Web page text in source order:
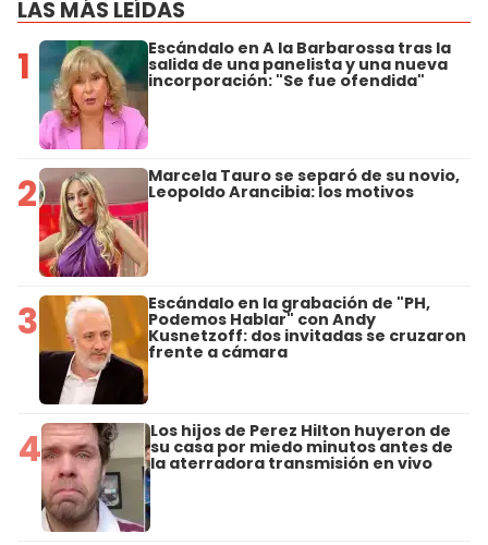
LAS MÁS LEÍDAS
1 Escándalo en A la Barbarossa tras la
salida de una panelista y una nueva
incorporación: "Se fue ofendida"
2 Marcela Tauro se separó de su novio,
Leopoldo Arancibia: los motivos
3 Escándalo en la grabación de "PH,
Podemos Hablar" con Andy
Kusnetzoff: dos invitadas se cruzaron
frente a cámara
4 Los hijos de Perez Hilton huyeron de
su casa por miedo minutos antes de
la aterradora transmisión en vivo